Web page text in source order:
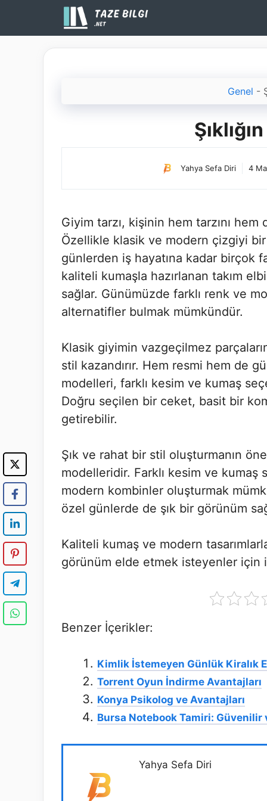
Genel -
Yahya Sefa Diri 4
Giyim tarzı, kişinin hem tarzını
Özellikle klasik ve modern çizgiyi
günlerden iş hayatına kadar birçok
kaliteli kumaşla hazırlanan takım
sağlar. Günümüzde farklı renk ve
alternatifler bulmak mümkündür.
Klasik giyimin vazgeçilmez
stil kazandırır. Hem resmi hem de
modelleri, farklı kesim ve kumaş
Doğru seçilen bir ceket, basit bir
getirebilir.
Şık ve rahat bir stil oluşturmanın
modelleridir. Farklı kesim ve
modern kombinler oluşturmak
özel günlerde de şık bir görünüm
Kaliteli kumaş ve modern
görünüm elde etmek isteyenler için
Benzer İçerikler:
Kimlik İstemeyen Günlük Kiralık
Torrent Oyun İndirme Avantajları
Konya Psikolog ve Avantajları
Bursa Notebook Tamiri:
Yahya Sefa Diri